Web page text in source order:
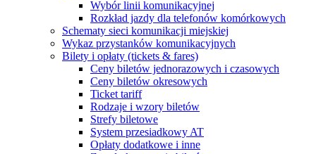
Wybór linii komunikacyjnej
Rozkład jazdy dla telefonów komórkowych
Schematy sieci komunikacji miejskiej
Wykaz przystanków komunikacyjnych
Bilety i opłaty (tickets & fares)
Ceny biletów jednorazowych i czasowych
Ceny biletów okresowych
Ticket tariff
Rodzaje i wzory biletów
Strefy biletowe
System przesiadkowy AT
Opłaty dodatkowe i inne